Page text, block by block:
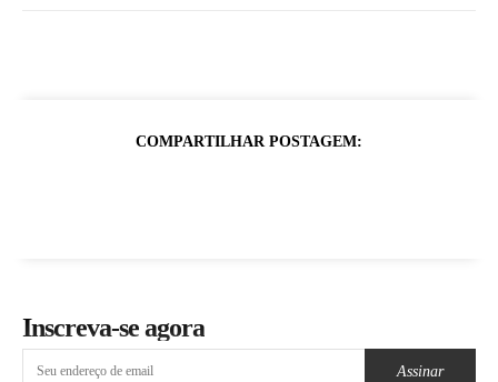
COMPARTILHAR POSTAGEM:
Inscreva-se agora
Assinar